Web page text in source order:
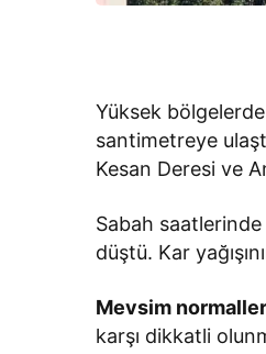
Yüksek bölgelerde
santimetreye
Kesan Deresi ve
Sabah
düştü. Kar
Mevsim
karşı dikkatli